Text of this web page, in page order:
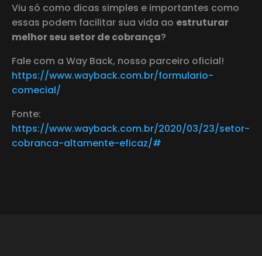
Viu só como dicas simples e importantes como
essas podem facilitar sua vida ao estruturar
melhor seu setor de cobrança?
Fale com a Way Back, nosso parceiro oficial!
https://www.wayback.com.br/formulario-
comecial/
Fonte:
https://www.wayback.com.br/2020/03/23/setor-
cobranca-altamente-eficaz/#